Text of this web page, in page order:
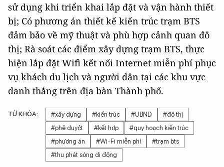
sử dụng khi triển khai lắp đặt và vận hành thiết
bị; Có phương án thiết kế kiến trúc trạm BTS
đảm bảo về mỹ thuật và phù hợp cảnh quan đô
thị; Rà soát các điểm xây dựng trạm BTS, thực
hiện lắp đặt Wifi kết nối Internet miễn phí phục
vụ khách du lịch và người dân tại các khu vực
danh thắng trên địa bàn Thành phố.
TỪ KHÓA: #xây dựng #kiến trúc #UBND
#đô thị
#phê duyệt
#kết hợp
#quy hoạch kiến trúc
#phương án
#Wi-Fi miễn phí
#trạm bts
#thu phát sóng di động